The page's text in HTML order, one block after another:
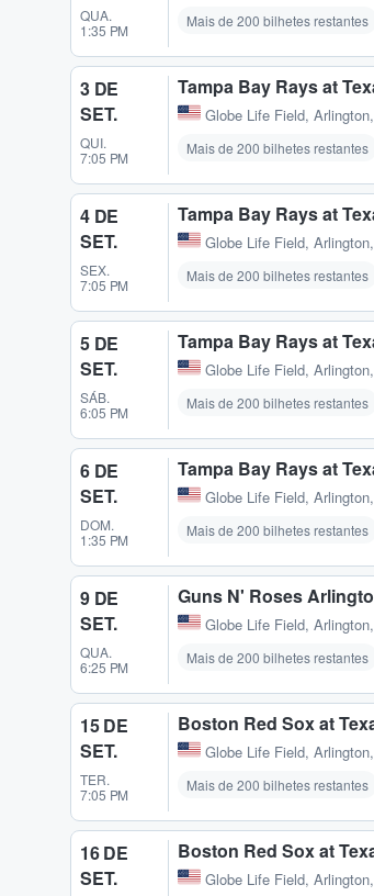
QUA.
1:35 PM
Mais de 200 bilhetes restantes
3 DE
SET.
QUI.
7:05 PM
Tampa Bay Rays at
Globe Life Field,
Mais de 200 bilhetes restantes
4 DE
SET.
SEX.
7:05 PM
Tampa Bay Rays at
Globe Life Field,
Mais de 200 bilhetes restantes
5 DE
SET.
SÁB.
6:05 PM
Tampa Bay Rays at
Globe Life Field,
Mais de 200 bilhetes restantes
6 DE
SET.
DOM.
1:35 PM
Tampa Bay Rays at
Globe Life Field,
Mais de 200 bilhetes restantes
9 DE
SET.
QUA.
6:25 PM
Guns N' Roses
Globe Life Field,
Mais de 200 bilhetes restantes
15 DE
SET.
TER.
7:05 PM
Boston Red Sox at
Globe Life Field,
Mais de 200 bilhetes restantes
16 DE
SET.
Boston Red Sox at
Globe Life Field,